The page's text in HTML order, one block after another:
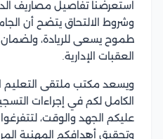
استعرضنا تفاصيل مصاريف
وشروط الالتحاق يتضح أن
طموح يسعى للريادة، ولضمان
العقبات الإدارية.
ويسعد مكتب ملتقى التعليم
الكامل لكم في إجراءات
عليكم الجهد والوقت، لتتفرغوا
وتحقيق أهدافكم المهنية